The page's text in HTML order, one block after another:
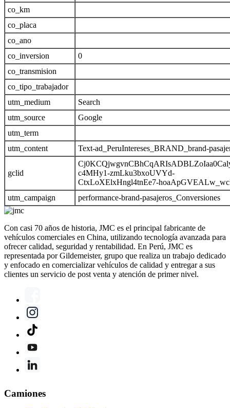
co_km
co_placa
co_ano
co_inversion
0
co_transmision
co_tipo_trabajador
utm_medium
Search
utm_source
Google
utm_term
utm_content
Text-ad_PeruIntereses_BRAND_brand-
gclid
c4MHy1-zmLku3bxoUVYd-
CtxLoXElxHngl4tnEe7-
utm_campaign
performance-brand-pasajeros_Conversiones
Con casi 70 años de historia, JMC es el principal fabricante de
vehículos comerciales en China, utilizando tecnología avanzada para
ofrecer calidad, seguridad y rentabilidad. En Perú, JMC es
representada por Gildemeister, grupo que realiza un trabajo dedicado
y enfocado en comercializar vehículos de calidad y entregar a sus
clientes un servicio de post venta y atención de primer nivel.
Camiones